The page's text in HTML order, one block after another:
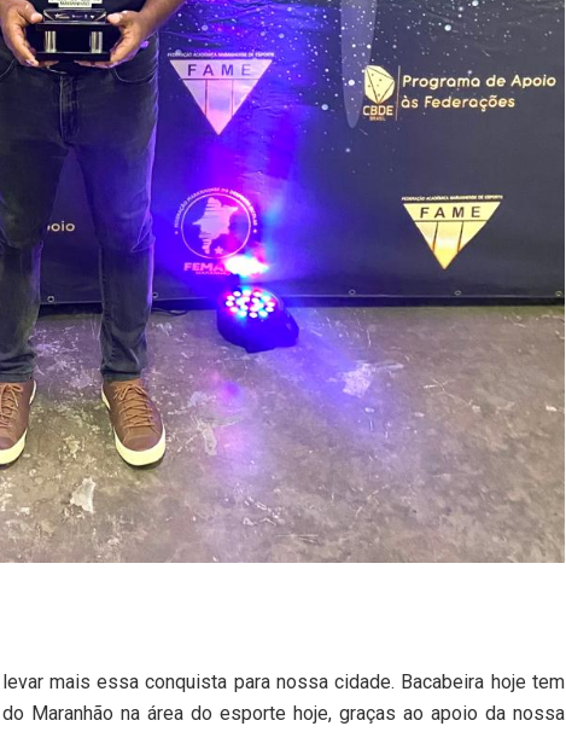
mais essa conquista para nossa cidade. Bacabeira hoje tem
Maranhão na área do esporte hoje, graças ao apoio da nossa